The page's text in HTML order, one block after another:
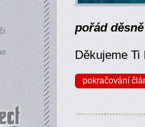
pořád
Děkujeme
pokračování